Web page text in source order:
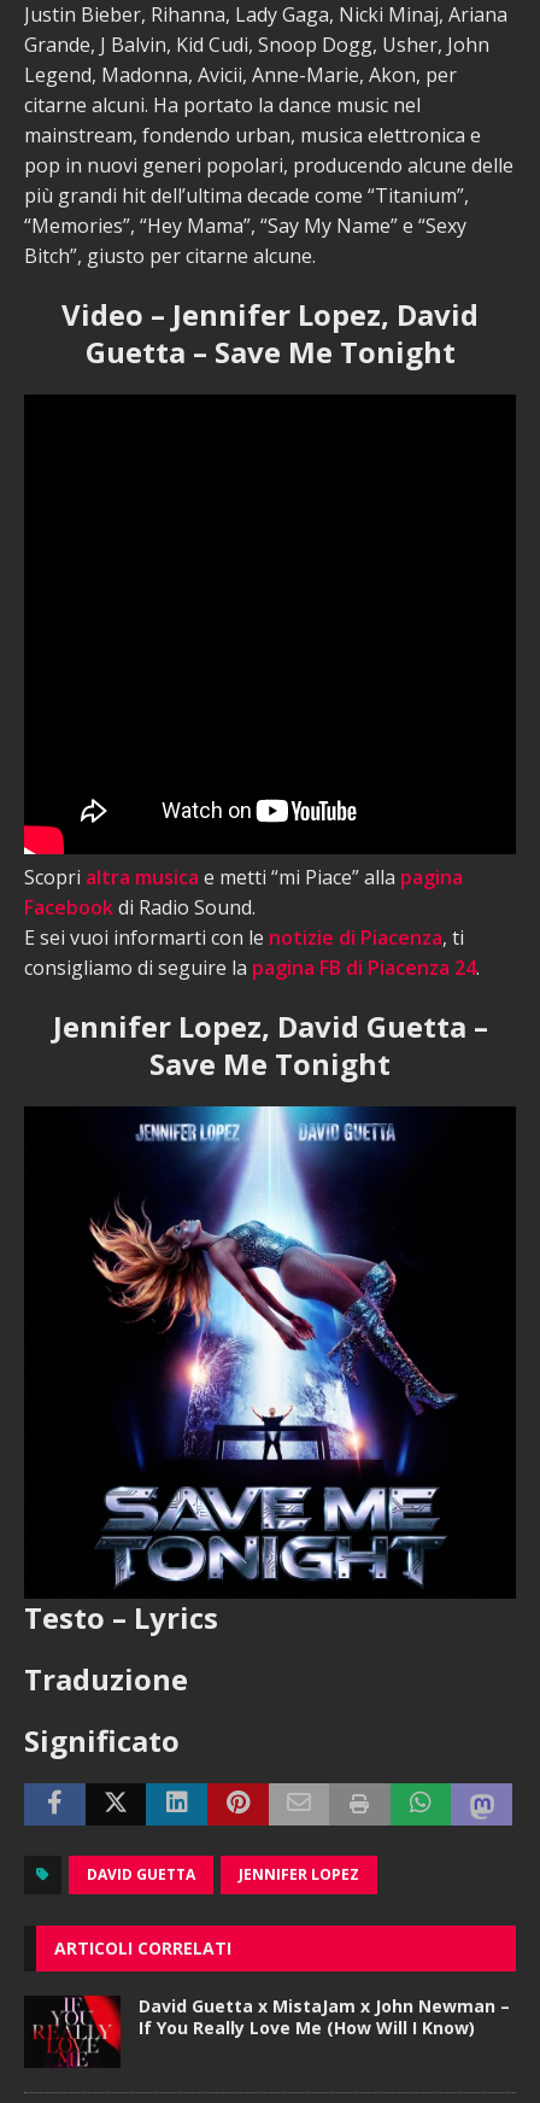
Justin Bieber, Rihanna, Lady Gaga, Nicki Minaj, Ariana
Grande, J Balvin, Kid Cudi, Snoop Dogg, Usher, John
Legend, Madonna, Avicii, Anne-Marie, Akon, per
citarne alcuni. Ha portato la dance music nel
mainstream, fondendo urban, musica elettronica e
pop in nuovi generi popolari, producendo alcune delle
più grandi hit dell’ultima decade come “Titanium”,
“Memories”, “Hey Mama”, “Say My Name” e “Sexy
Bitch”, giusto per citarne alcune.
Video – Jennifer Lopez, David
Guetta – Save Me Tonight
Scopri altra musica e metti “mi Piace” alla pagina
Facebookdi Radio Sound.
E sei vuoi informarti con le notizie di Piacenza, ti
consigliamo di seguire la pagina FB di Piacenza 24.
Jennifer Lopez, David Guetta –
Save Me Tonight
Testo – Lyrics
Traduzione
Significato
DAVID GUETTA JENNIFER LOPEZ
ARTICOLI CORRELATI
David Guetta x MistaJam x John Newman –
If You Really Love Me (How Will I Know)